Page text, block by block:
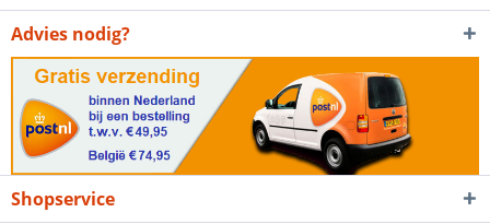
Advies nodig?
Shopservice